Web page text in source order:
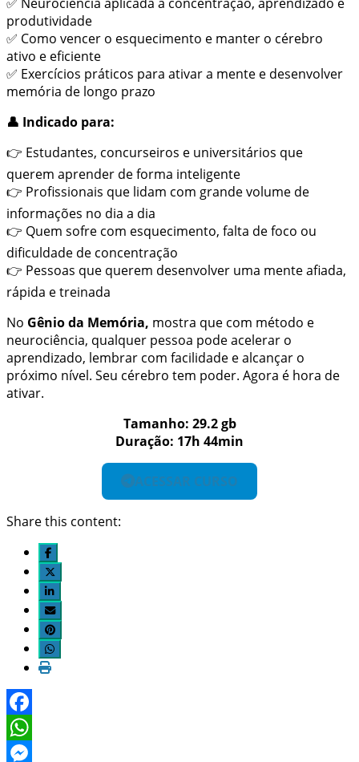
produtividade
✅ Como vencer o esquecimento e manter o cérebro
ativo e eficiente
✅ Exercícios práticos para ativar a mente e desenvolver
memória de longo prazo
👤 Indicado para:
👉 Estudantes, concurseiros e universitários que
querem aprender de forma inteligente
👉 Profissionais que lidam com grande volume de
informações no dia a dia
👉 Quem sofre com esquecimento, falta de foco ou
dificuldade de concentração
👉 Pessoas que querem desenvolver uma mente afiada,
rápida e treinada
No Gênio da Memória, mostra que com método e
neurociência, qualquer pessoa pode acelerar o
aprendizado, lembrar com facilidade e alcançar o
próximo nível. Seu cérebro tem poder. Agora é hora de
ativar.
Tamanho: 29.2 gb
Duração: 17h 44min
ACESSAR CURSO
Share this content:
Facebook
WhatsApp